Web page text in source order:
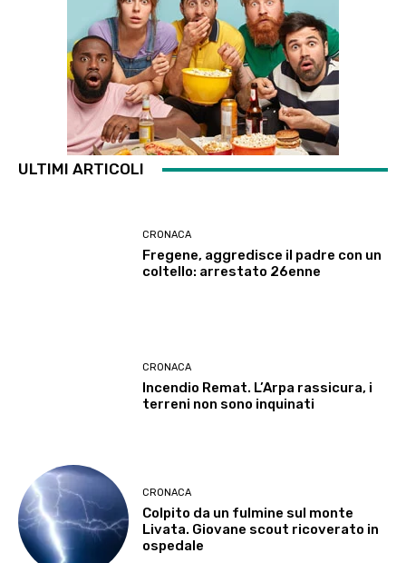
ULTIMI ARTICOLI
CRONACA
Fregene, aggredisce il padre con un
coltello: arrestato 26enne
CRONACA
Incendio Remat. L’Arpa rassicura, i
terreni non sono inquinati
CRONACA
Colpito da un fulmine sul monte
Livata. Giovane scout ricoverato in
ospedale